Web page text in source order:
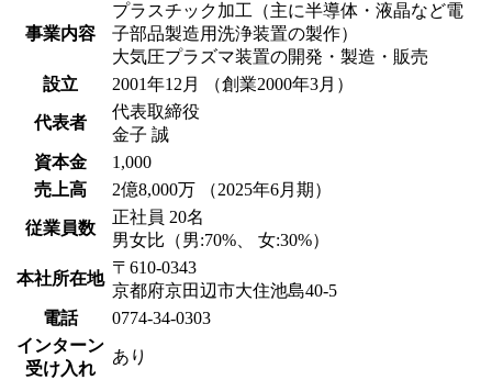
事業内容
プラスチック加工（主に半導体・液晶など電
子部品製造用洗浄装置の製作）
大気圧プラズマ装置の開発・製造・販売
設立
2001年12月 （創業2000年3月）
代表者
代表取締役
金子 誠
資本金
1,000
売上高
2億8,000万 （2025年6月期）
従業員数
正社員 20名
男女比（男:70%、 女:30%）
本社所在地
〒610-0343
京都府京田辺市大住池島40-5
電話
0774-34-0303
インターン
受け入れ
あり